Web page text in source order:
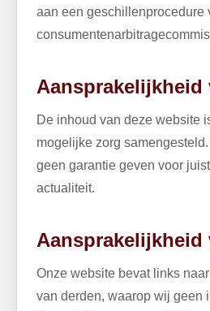
aan een geschillenprocedure
De inhoud van deze website
mogelijke zorg
geen garantie geven voor
actualiteit.
Onze website bevat links
van derden, waarop wij geen